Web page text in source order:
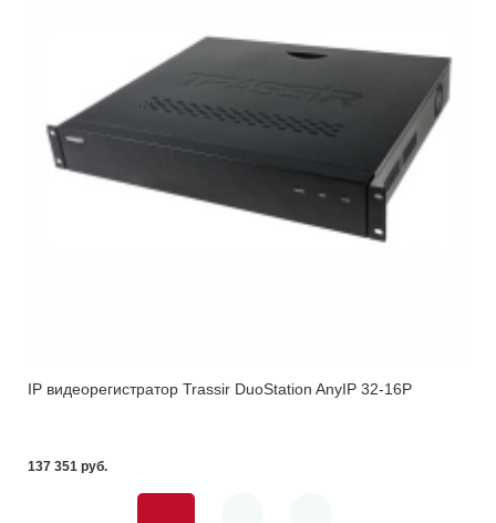
IP видеорегистратор Trassir DuoStation AnyIP 32-16P
137 351 pуб.